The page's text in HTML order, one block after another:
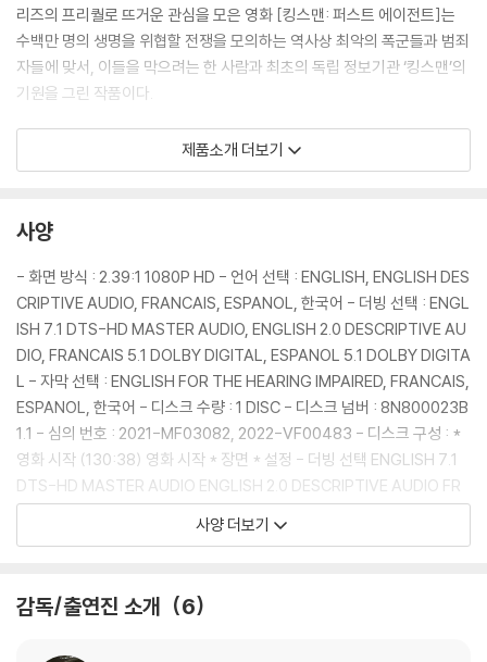
리즈의 프리퀄로 뜨거운 관심을 모은 영화 [킹스맨: 퍼스트 에이전트]는
수백만 명의 생명을 위협할 전쟁을 모의하는 역사상 최악의 폭군들과 범죄
자들에 맞서, 이들을 막으려는 한 사람과 최초의 독립 정보기관 ‘킹스맨’의
기원을 그린 작품이다.
[킹스맨: 시크릿 에이전트]와 [킹스맨: 골든 서클]에서 기발하고 거침없는
상상력과 대담한 연출력, 독보적인 비주얼로 전례 없던 스파이 액션을 선
또 다시 한 번 메가폰을 잡았다.
매튜 본 감독은 이번 작품을 통해 100년 전 과거로 거슬러 올라가 ‘킹스맨’
조직이 어떻게, 왜 등장하게 되었는지 그 기원을 다루고 있다. [킹스맨: 시
크릿 에이전트]에서 ‘해리 하트’(콜린 퍼스)가 ‘에그시’(태런 에저튼)에게
킹스맨의 출발점에 대해 이야기하는 장면에서 영감을 얻었다는 매튜 본 감
독은 “‘해리가 말한 내용으로 어떤 작품을 만들 수 있을까?’라고 생각하는
순간 이 영화에 대한 아이디어가 떠올랐고 그대로 시나리오를 써내려 갔
다”고 [킹스맨: 퍼스트 에이전트]의 기원에 대해 얘기한다.
작년 개봉 당시 “올해 가장 거침없는 영화”, “완전히 끝내준다”, “미치도
록 재밌는 액션. 끝까지 스릴 넘친다”, “정신없을 정도로 재밌다”, “시리즈
를 아우르는 최고의 프리퀄”, “전작을 뛰어넘었다”, “반드시 봐야 할 영
리즈 특유의 독창적인 액션과 재치 넘치는 대사와 유머, 여기에 드라마까
제품소개 더보기
사양
- 화면 방식 : 2.39:1 1080P HD - 언어 선택 : ENGLISH, ENGLISH DES
CRIPTIVE AUDIO, FRANCAIS, ESPANOL, 한국어 - 더빙 선택 : ENGL
ISH 7.1 DTS-HD MASTER AUDIO, ENGLISH 2.0 DESCRIPTIVE AU
DIO, FRANCAIS 5.1 DOLBY DIGITAL, ESPANOL 5.1 DOLBY DIGITA
L - 자막 선택 : ENGLISH FOR THE HEARING IMPAIRED, FRANCAIS,
ESPANOL, 한국어 - 디스크 수량 : 1 DISC - 디스크 넘버 : 8N800023B
1.1 - 심의 번호 : 2021-MF03082, 2022-VF00483 - 디스크 구성 : *
영화 시작 (130:38) 영화 시작 * 장면 * 설정 - 더빙 선택 ENGLISH 7.1
DTS-HD MASTER AUDIO ENGLISH 2.0 DESCRIPTIVE AUDIO FR
ANCAIS 5.1 DOLBY DIGITAL ESPANOL 5.1 DOLBY DIGITAL - 자막
선택 자막 없음 ENGLISH FOR THE HEARING IMPAIRED FRANCAIS
쟁의 기술 -행운아 -영원하라 킹스맨 칼싸움 장면 분석 (15:43) 베테랑을
사양 더보기
감독/출연진 소개 6